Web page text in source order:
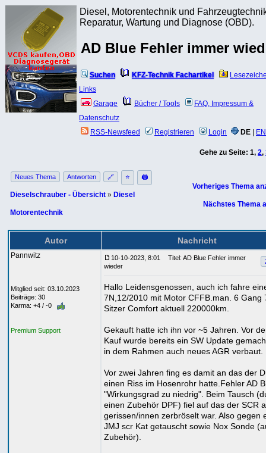
Diesel, Motorentechnik und
Reparatur, Wartung und Diagnose (OBD).
AD Blue Fehler immer
Suchen KFZ-Technik Fachartikel
Links
Garage
Bücher / Tools
FAQ, Impressum &
Datenschutz
RSS-Newsfeed
Registrieren Login DE EN
Gehe zu Seite: 1, 2,
Neues Thema Antworten 🔗 ⭐ 🖨
Dieselschrauber - Übersicht » Diesel
Motorentechnik
Vorheriges Thema
Nächstes Thema
Autor Nachricht
Pannwitz
Mitglied seit: 03.10.2023
Beiträge: 30
Karma: +4 / -0
Premium Support
10-10-2023, 8:01
Titel: AD Blue Fehler immer
wieder
Hallo Leidensgenossen, auch ich fahre
7N,12/2010 mit Motor CFFB.man. 6 Gang
Sitzer Comfort aktuell 220000km.
Gekauft hatte ich ihn vor ~5 Jahren. Vor
Kauf wurde bereits ein SW Update
in dem Rahmen auch neues AGR verbaut.
Vor zwei Jahren fing es damit an das der
einen Riss im Hosenrohr hatte.Fehler AD
"Wirkungsgrad zu niedrig". Beim Tausch
einen Zubehör DPF) fiel auf das der SCR
gerissen/innen zerbröselt war. Also gegen
JMJ scr Kat getauscht sowie Nox Sonde
Zubehör).